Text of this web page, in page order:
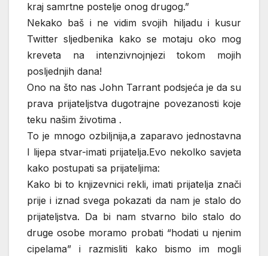
kraj samrtne postelje onog drugog.”
Nekako baš i ne vidim svojih hiljadu i kusur
Twitter sljedbenika kako se motaju oko mog
kreveta na intenzivnojnjezi tokom mojih
posljednjih dana!
Ono na što nas John Tarrant podsjeća je da su
prava prijateljstva dugotrajne povezanosti koje
teku našim životima .
To je mnogo ozbiljnija,a zaparavo jednostavna
I lijepa stvar-imati prijatelja.Evo nekolko savjeta
kako postupati sa prijateljima:
Kako bi to knjizevnici rekli, imati prijatelja znači
prije i iznad svega pokazati da nam je stalo do
prijateljstva. Da bi nam stvarno bilo stalo do
druge osobe moramo probati “hodati u njenim
cipelama” i razmisliti kako bismo im mogli